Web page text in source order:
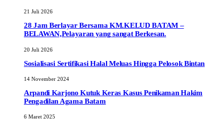
21 Juli 2026
28 Jam Berlayar Bersama KM.KELUD BATAM –
BELAWAN,Pelayaran yang sangat Berkesan.
20 Juli 2026
Sosialisasi Sertifikasi Halal Meluas Hingga Pelosok Bintan
14 November 2024
Arpandi Karjono Kutuk Keras Kasus Penikaman Hakim
Pengadilan Agama Batam
6 Maret 2025